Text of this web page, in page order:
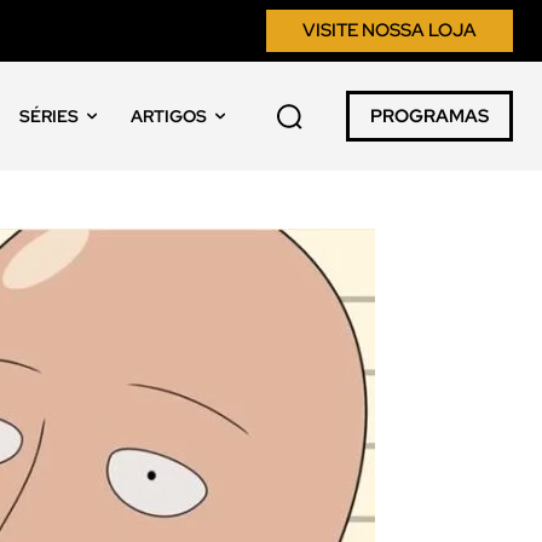
VISITE NOSSA LOJA
SÉRIES ARTIGOS PROGRAMAS